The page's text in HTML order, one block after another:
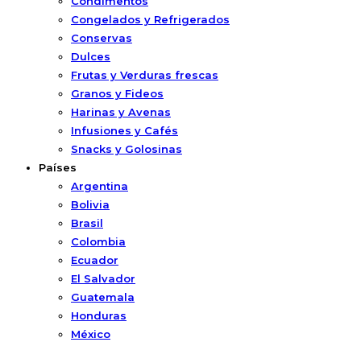
Congelados y Refrigerados
Conservas
Dulces
Frutas y Verduras frescas
Granos y Fideos
Harinas y Avenas
Infusiones y Cafés
Snacks y Golosinas
Países
Argentina
Bolivia
Brasil
Colombia
Ecuador
El Salvador
Guatemala
Honduras
México